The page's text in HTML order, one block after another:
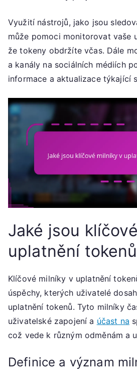
Využití nástrojů, jako jsou
může pomoci monitorovat vaše
že tokeny obdržíte včas. Dále
a kanály na sociálních médiích
informace a aktualizace týkající
Jaké jsou
uplatnění
Klíčové milníky v uplatnění
úspěchy, kterých uživatelé
uplatnění tokenů. Tyto milníky
uživatelské zapojení a účast na
což vede k různým odměnám a
Definice a význam